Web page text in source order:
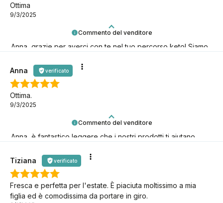
Commento del venditore
Anna, grazie per averci con te nel tuo percorso keto! Siamo
Ottima
9/3/2025
Commento del venditore
Anna, è fantastico leggere che i nostri prodotti ti aiutano
Anna verificato
Ottima.
9/3/2025
Tiziana verificato
Fresca e perfetta per l'estate. È piaciuta moltissimo a mia
figlia ed è comodissima da portare in giro.